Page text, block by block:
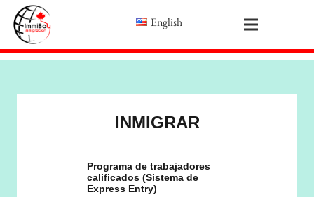
English
INMIGRAR
Programa de trabajadores
calificados (Sistema de
Express Entry)